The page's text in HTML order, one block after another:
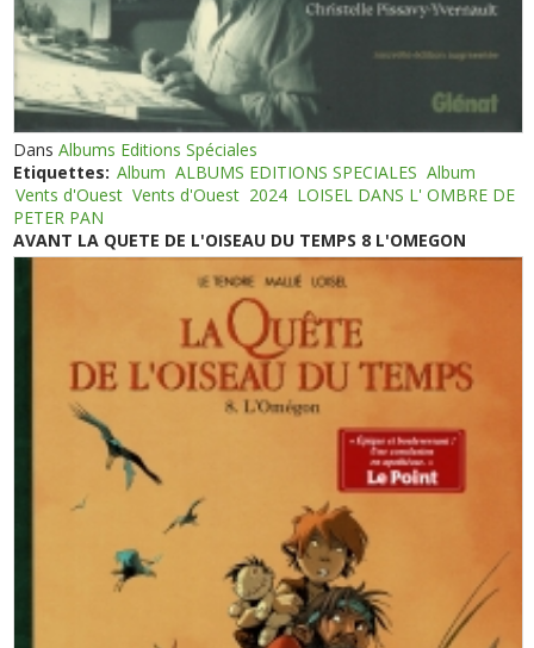
DansAlbums Editions Spéciales
Etiquettes: Album ALBUMS EDITIONS SPECIALES Album
Vents d'Ouest Vents d'Ouest 2024 LOISEL DANS L' OMBRE DE
PETER PAN
AVANT LA QUETE DE L'OISEAU DU TEMPS 8 L'OMEGON